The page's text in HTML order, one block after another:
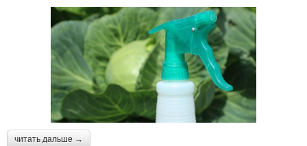
читать дальше →